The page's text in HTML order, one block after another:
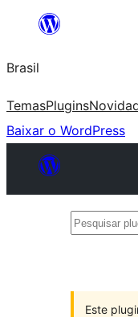
o
conteúdo
Brasil
TemasPlugins
Baixar o WordPress
Pesquisar
Este